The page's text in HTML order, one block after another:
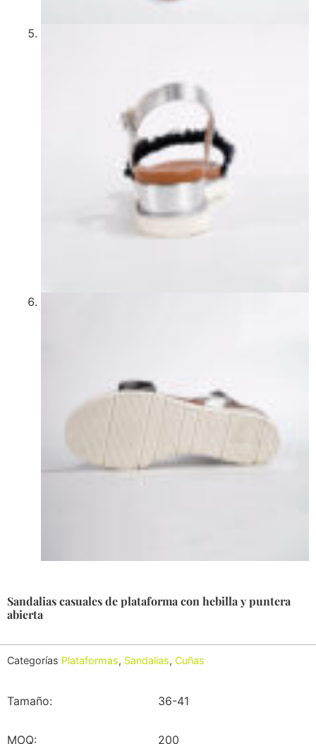
Sandalias casuales de plataforma con hebilla y puntera
abierta
Categorías Plataformas, Sandalias, Cuñas
Tamaño: 36-41
MOQ: 200